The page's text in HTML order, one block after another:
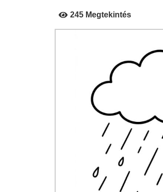
245 Megtekintés